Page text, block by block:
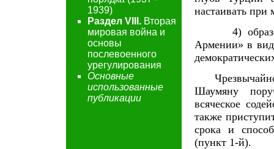
1939)
Раздел VIII.Вторая
мировая война и
основы
послевоенного
урегулирования
Основные
использованные
публикации
настаивать при
4)
Армении» в
Шаумяну
всяческое
также
срока и
(пункт 1-й).